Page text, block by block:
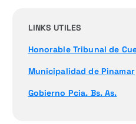
LINKS UTILES
Honorable Tribunal de
Municipalidad de Pinamar
Gobierno Pcia. Bs. As.